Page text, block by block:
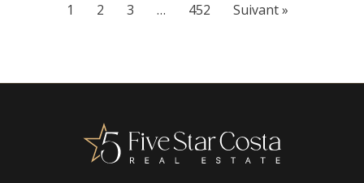
1 2 3 … 452 Suivant »